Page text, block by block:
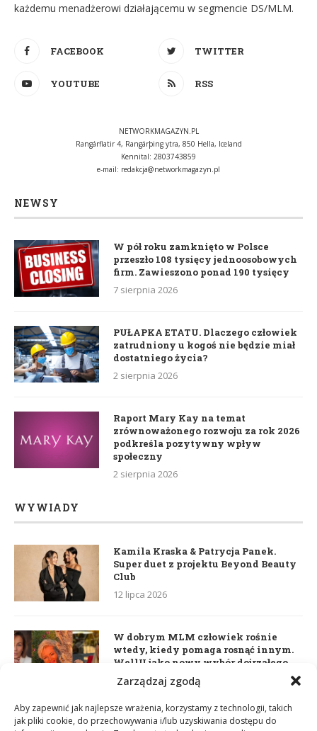
Zarządzaj zgodą
Aby zapewnić jak najlepsze wrażenia, korzystamy z technologii, takich
jak pliki cookie, do przechowywania i/lub uzyskiwania dostępu do
każdemu menadżerowi działającemu w segmencie DS/MLM.
FACEBOOK TWITTER
YOUTUBE RSS
NETWORKMAGAZYN.PL
Rangárflatir 4, Rangárþing ytra, 850 Hella, Iceland
Kennital: 2803743859
e-mail: redakcja@networkmagazyn.pl
NEWSY
W pół roku zamknięto w Polsce
przeszło 108 tysięcy jednoosobowych
firm. Zawieszono ponad 190 tysięcy
7 sierpnia 2026
PUŁAPKA ETATU. Dlaczego człowiek
zatrudniony u kogoś nie będzie miał
dostatniego życia?
2 sierpnia 2026
Raport Mary Kay na temat
zrównoważonego rozwoju za rok 2026
podkreśla pozytywny wpływ
społeczny
2 sierpnia 2026
WYWIADY
Kamila Kraska & Patrycja Panek.
Super duet z projektu Beyond Beauty
Club
12 lipca 2026
W dobrym MLM człowiek rośnie
wtedy, kiedy pomaga rosnąć innym.
WellU jako nowy wybór dojrzałego
lidera